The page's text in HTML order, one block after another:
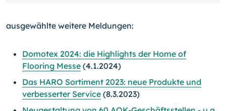
ausgewählte weitere Meldungen:
Domotex 2024: die Highlights der Home of
Flooring Messe (4.1.2024)
Das HARO Sortiment 2023: neue Produkte und
verbesserter Service (8.3.2023)